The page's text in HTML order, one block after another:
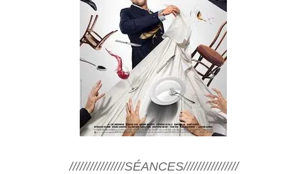
////////////////SÉANCES////////////////